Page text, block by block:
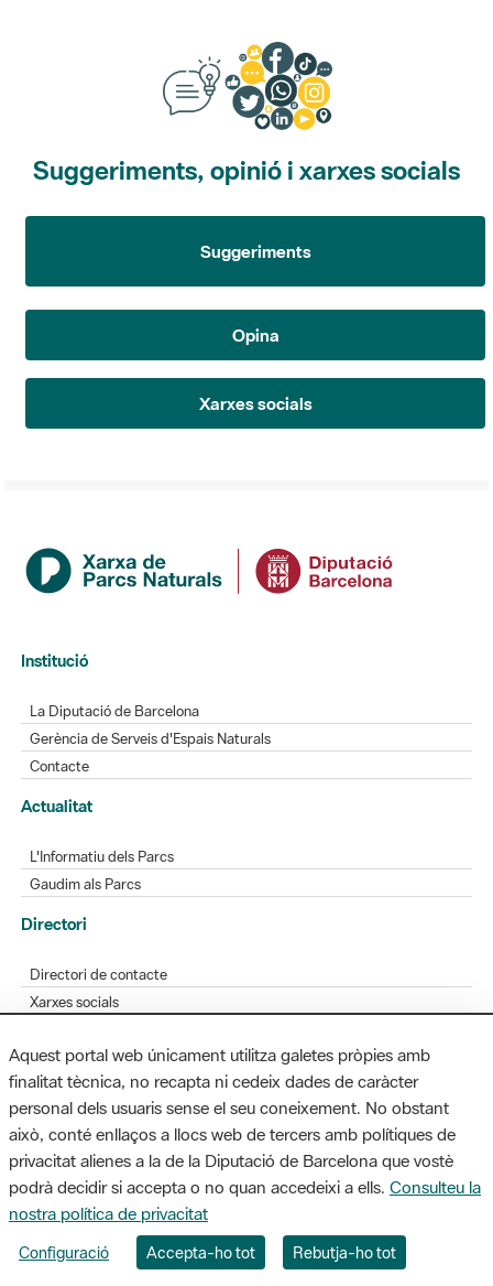
Suggeriments, opinió i xarxes socials
Suggeriments
Opina
Xarxes socials
Institució
La Diputació de Barcelona
Gerència de Serveis d'Espais Naturals
Contacte
Actualitat
L'Informatiu dels Parcs
Gaudim als Parcs
Directori
Directori de contacte
Xarxes socials
Bústia de suggeriments
Opineu sobre els parcs
MAPA WEB AVÍS LEGAL ACCESSIBILITAT
Diputació de Barcelona. Edifici Llacuna, 1a planta. Badajoz, 49. 08005
Barcelona. Tel. 934 022 428 / xarxaparcs@diba.cat
Aquest portal web únicament utilitza galetes pròpies amb
finalitat tècnica, no recapta ni cedeix dades de caràcter
personal dels usuaris sense el seu coneixement. No obstant
això, conté enllaços a llocs web de tercers amb polítiques de
privacitat alienes a la de la Diputació de Barcelona que vostè
podrà decidir si accepta o no quan accedeixi a ells. Consulteu la
nostra política de privacitat
Configuració Accepta-ho tot Rebutja-ho tot